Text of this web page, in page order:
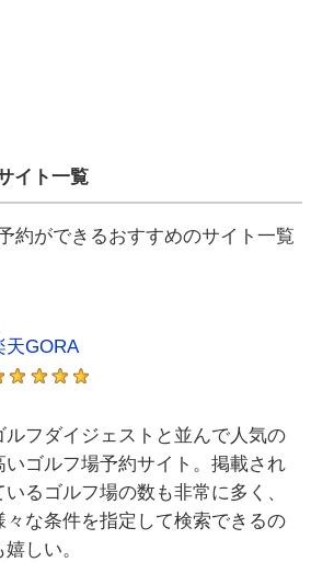
イト一覧
約ができるおすすめのサイト一覧
天GORA
ルフダイジェストと並んで人気の
いゴルフ場予約サイト。掲載され
いるゴルフ場の数も非常に多く、
々な条件を指定して検索できるの
嬉しい。